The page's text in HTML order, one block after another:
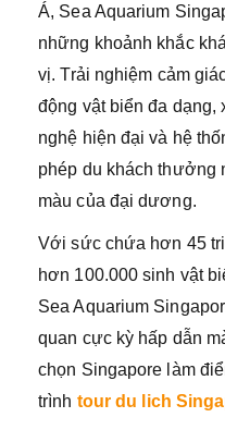
Á, Sea Aquarium
những khoảnh khắc
vị. Trải nghiệm cảm
động vật biển đa dạng,
nghệ hiện đại và hệ
phép du khách thưởng
màu của đại dương.
Với sức chứa hơn 45
hơn 100.000 sinh vật
Sea Aquarium
quan cực kỳ hấp dẫn
chọn Singapore làm
trình tour du lich